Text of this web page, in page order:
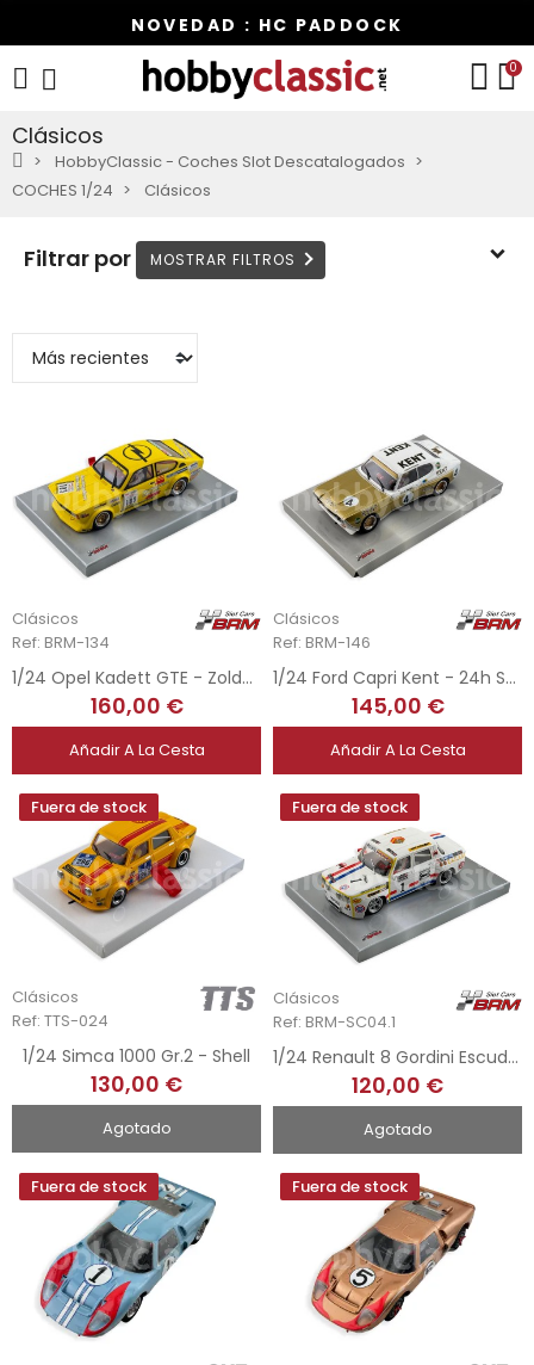
NOVEDAD : HC PADDOCK
0
Clásicos
HobbyClassic - Coches Slot Descatalogados
COCHES 1/24
Clásicos
Filtrar por
Clásicos
Ref: BRM-134
1/24 Opel Kadett GTE - Zolder Race Festival 2014
160,00 €
Añadir A La Cesta
Clásicos
Ref: BRM-146
1/24 Ford Capri Kent - 24h Spa 1972
145,00 €
Añadir A La Cesta
Fuera de stock
Clásicos
Ref: TTS-024
1/24 Simca 1000 Gr.2 - Shell
130,00 €
Agotado
Fuera de stock
Clásicos
Ref: BRM-SC04.1
1/24 Renault 8 Gordini Escuderia Repsol - Copa TS 1971 Rasilla
120,00 €
Agotado
Fuera de stock Fuera de stock